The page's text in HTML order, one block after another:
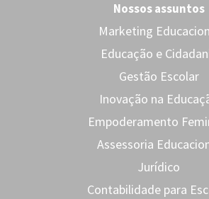
Nossos assuntos
Marketing
Educação e
Gestão Escolar
Inovação na
Empoderamento
Assessoria
Jurídico
Contabilidade para